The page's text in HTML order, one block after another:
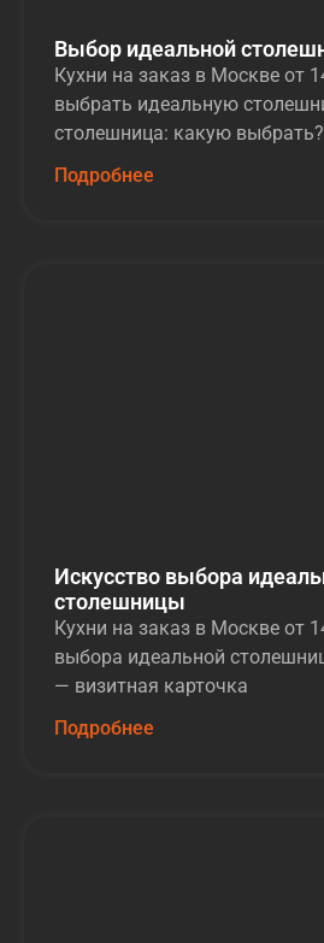
Выбор идеальной
Кухни на заказ в Москве от
выбрать идеальную
столешница: какую выбрать?
Подробнее
Искусство выбора
столешницы
Кухни на заказ в Москве от
выбора идеальной
— визитная карточка
Подробнее